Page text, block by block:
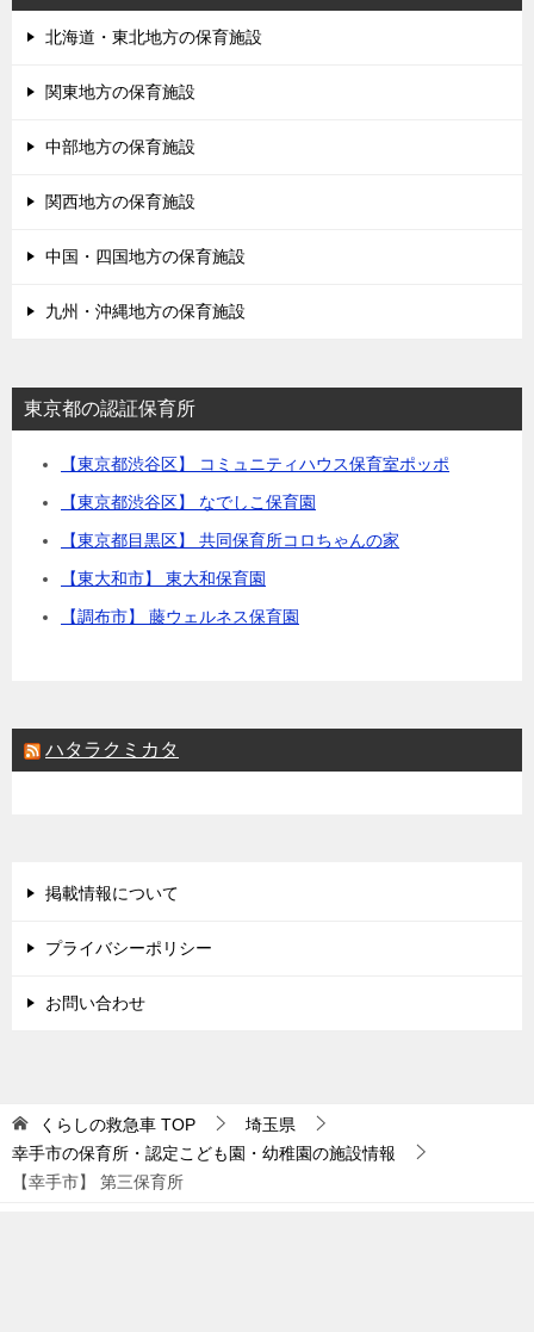
北海道・東北地方の保育施設
関東地方の保育施設
中部地方の保育施設
関西地方の保育施設
中国・四国地方の保育施設
九州・沖縄地方の保育施設
東京都の認証保育所
【東京都渋谷区】 コミュニティハウス保育室ポッポ
【東京都渋谷区】 なでしこ保育園
【東京都目黒区】 共同保育所コロちゃんの家
【東大和市】 東大和保育園
【調布市】 藤ウェルネス保育園
ハタラクミカタ
掲載情報について
プライバシーポリシー
お問い合わせ
くらしの救急車 TOP
埼玉県
幸手市の保育所・認定こども園・幼稚園の施設情報
【幸手市】 第三保育所